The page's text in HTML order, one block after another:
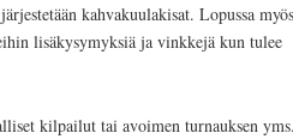
kahvakuulakisat. Lopussa myös
lisäkysymyksiä ja vinkkejä kun tulee
kilpailut tai avoimen turnauksen yms.